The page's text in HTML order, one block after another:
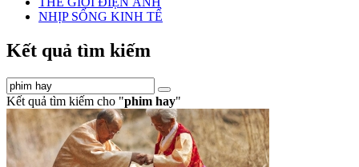
NHỊP SỐNG KINH TẾ
Kết quả tìm kiếm
Kết quả tìm kiếm cho "phim hay"